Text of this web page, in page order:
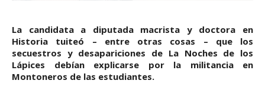
La candidata a diputada macrista y doctora en
Historia tuiteó – entre otras cosas – que los
secuestros y desapariciones de La Noches de los
Lápices debían explicarse por la militancia en
Montoneros de las estudiantes.